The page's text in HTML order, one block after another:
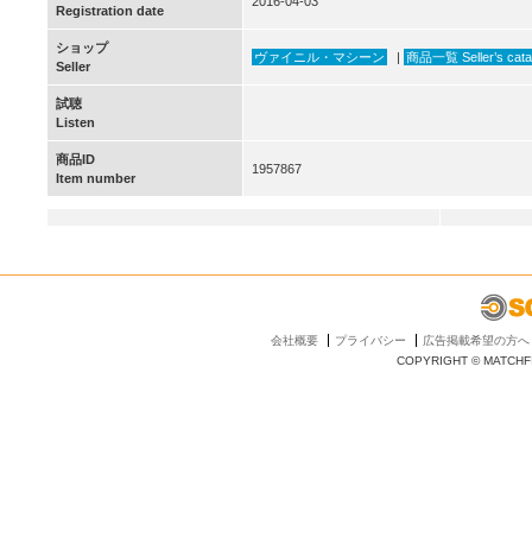
Registration date
ショップ
Seller
ヴァイニル・マシーン | 商品一覧 Seller’s
試聴
Listen
商品ID
Item number
1957867
会社概要 プライバシー
広告掲載希望の方へ
COPYRIGHT ©